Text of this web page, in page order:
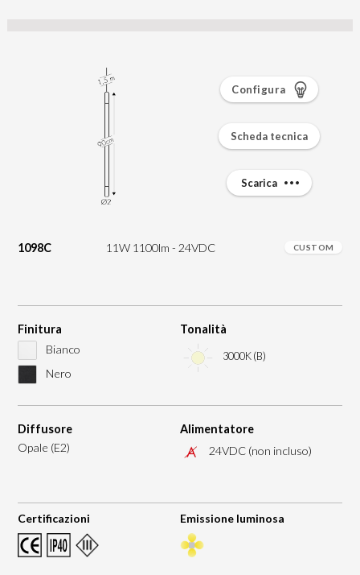
1098C 11W 1100lm - 24VDC CUSTOM
Finitura
Bianco
Nero
Tonalità
3000K (B)
Diffusore
Opale (E2)
Alimentatore
24VDC (non incluso)
Certificazioni Emissione luminosa
Configura
Scheda tecnica
Scarica